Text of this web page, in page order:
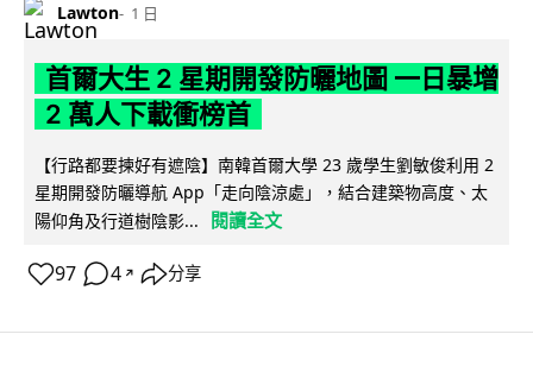
Lawton 1 日
首爾大生 2 星期開發防曬地圖 一日暴增
2 萬人下載衝榜首
【行路都要揀好有遮陰】南韓首爾大學 23 歲學生劉敏俊利用 2
星期開發防曬導航 App「走向陰涼處」，結合建築物高度、太
陽仰角及行道樹陰影...
閱讀全文
97 4 ↗ 分享